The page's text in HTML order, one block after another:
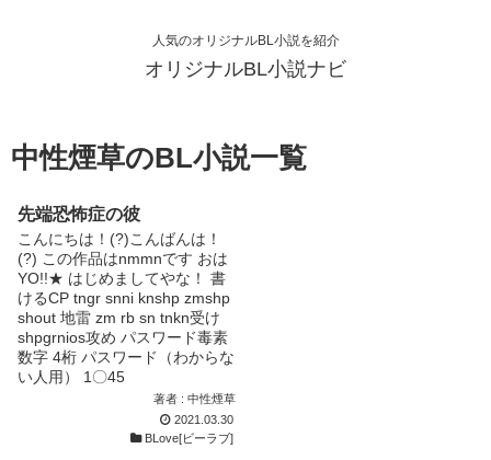
人気のオリジナルBL小説を紹介
オリジナルBL小説ナビ
中性煙草のBL小説一覧
先端恐怖症の彼
こんにちは！(?)こんばんは！
(?) この作品はnmmnです おは
YO!!★ はじめましてやな！ 書
けるCP tngr snni knshp zmshp
shout 地雷 zm rb sn tnkn受け
shpgrnios攻め パスワード毒素
数字 4桁 パスワード（わからな
い人用） 1〇45
著者 : 中性煙草
2021.03.30
BLove[ビーラブ]